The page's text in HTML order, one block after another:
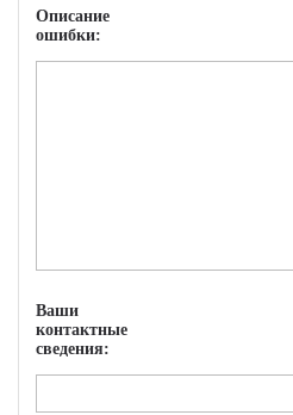
Описание
ошибки:
Ваши
контактные
сведения: